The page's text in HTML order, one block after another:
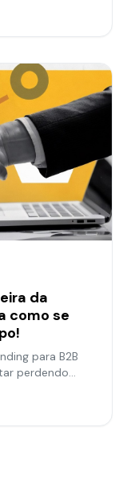
da
como se
para B2B
perdendo